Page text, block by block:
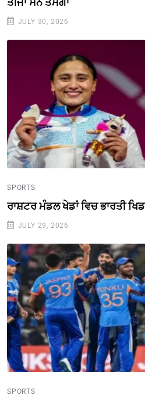
JULY 30, 2026
SPORTS
ਰਾਸ਼ਟਰ ਮੰਡਲ ਖੇਡਾਂ ਵਿਚ ਭਾਰਤੀ
JULY 29, 2026
SPORTS